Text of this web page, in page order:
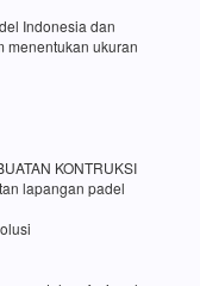
Indonesia dan
menentukan ukuran
KONTRUKSI
lapangan padel